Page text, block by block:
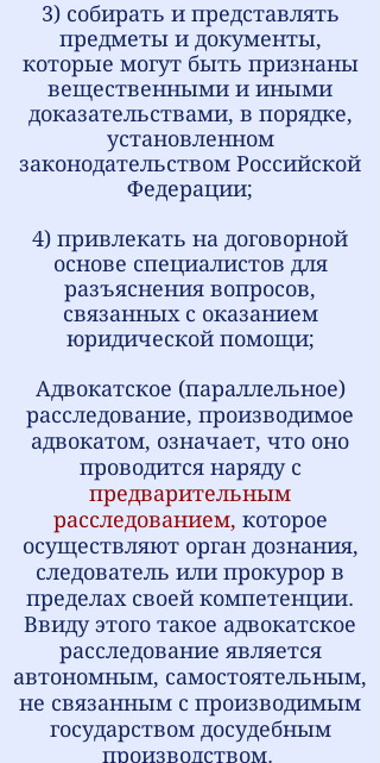
3) собирать и представлять
предметы и документы,
которые могут быть признаны
вещественными и иными
доказательствами, в порядке,
установленном
законодательством Российской
Федерации;
4) привлекать на договорной
основе специалистов для
разъяснения вопросов,
связанных с оказанием
юридической помощи;
Адвокатское (параллельное)
расследование, производимое
адвокатом, означает, что оно
проводится наряду с
предварительным
расследованием, которое
осуществляют орган дознания,
следователь или прокурор в
пределах своей компетенции.
Ввиду этого такое адвокатское
расследование является
автономным, самостоятельным,
не связанным с производимым
государством досудебным
производством.